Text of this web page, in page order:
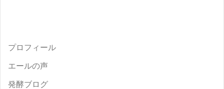
プロフィール
エールの声
発酵ブログ